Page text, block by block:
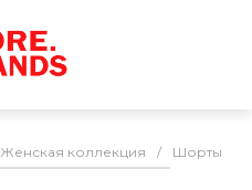
Женская коллекция / Шорты